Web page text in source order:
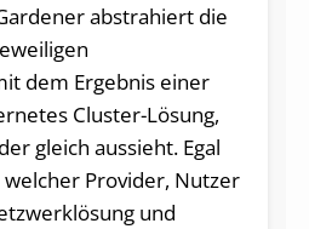
abstrahiert die
dem Ergebnis einer
Cluster-Lösung,
gleich aussieht. Egal
Provider, Nutzer
und